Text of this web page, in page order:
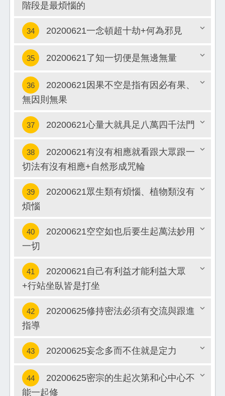
階段是最煩惱的
關閉
34 20200621一念頓超十劫+何為邪見
關閉
35 20200621了知一切便是無邊無量
36
20200621因果不空是指有因必有果、
無因則無果
關閉
37 20200621心量大就具足八萬四千法門
38
20200621有沒有相應就看跟大眾跟一
切法有沒有相應+自然形成咒輪
39
20200621眾生類有煩惱、植物類沒有
煩惱
40
20200621空空如也后要生起萬法妙用
一切
41
20200621自己有利益才能利益大眾
+行站坐臥皆是打坐
42
20200625修持密法必須有交流與跟進
指導
關閉
43 20200625妄念多而不住就是定力
44
20200625密宗的生起次第和心中心不
能一起修